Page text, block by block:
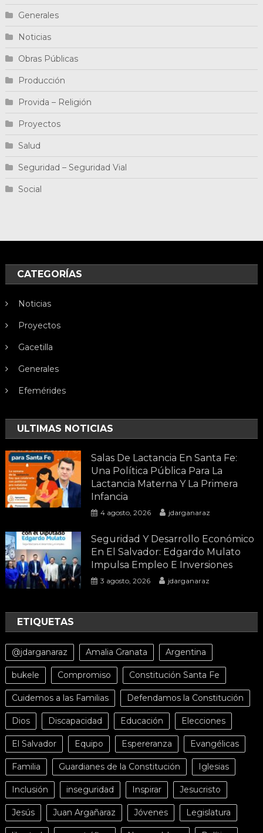
Generales
Noticias
Obras Públicas
Producción
Provida – Religión
Proyectos
Salud
Seguridad – Seguridad Vial
Social
CATEGORÍAS
Noticias
Proyectos
Gacetilla
Generales
Efemérides
ULTIMAS NOTICIAS
Salas De Lactancia En Santa Fe:
Una Política Pública Para La
Lactancia Materna Y La Primera
Infancia
4 agosto, 2026 jdarganaraz
Seguridad Y Desarrollo Económico
En El Salvador: Edgardo Mulato
Impulsa Empleo E Inversiones
3 agosto, 2026 jdarganaraz
ETIQUETAS
@jdarganaraz Amalia Granata Argentina
bukele Compromiso Constitución Santa Fe
Cuidemos a las Familias Defendamos la Constitución
Dios Discapacidad Educación Elecciones
El Salvador Equipo Espereranza Evangélicas
Familia Guardianes de la Constitución Iglesias
Inclusión inseguridad Inspirar Jesucristo
Jesús Juan Argañaraz Jóvenes Legislatura